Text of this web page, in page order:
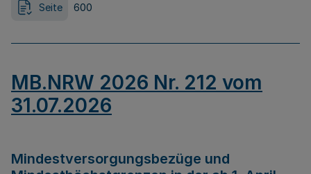
Seite 600
MB.NRW 2026 Nr. 212 vom
31.07.2026
Mindestversorgungsbezüge und